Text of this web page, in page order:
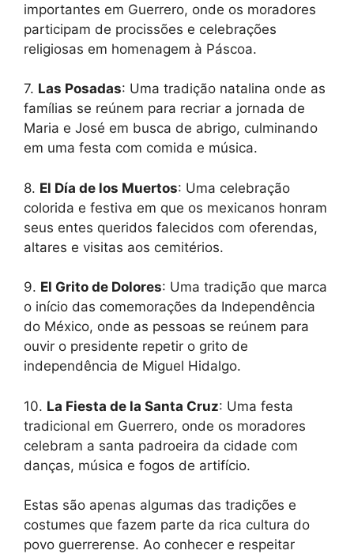
importantes em Guerrero, onde os moradores
participam de procissões e celebrações
religiosas em homenagem à Páscoa.
7. Las Posadas: Uma tradição natalina onde as
famílias se reúnem para recriar a jornada de
Maria e José em busca de abrigo, culminando
em uma festa com comida e música.
8. El Día de los Muertos: Uma celebração
colorida e festiva em que os mexicanos honram
seus entes queridos falecidos com oferendas,
altares e visitas aos cemitérios.
9. El Grito de Dolores: Uma tradição que marca
o início das comemorações da Independência
do México, onde as pessoas se reúnem para
ouvir o presidente repetir o grito de
independência de Miguel Hidalgo.
10. La Fiesta de la Santa Cruz: Uma festa
tradicional em Guerrero, onde os moradores
celebram a santa padroeira da cidade com
danças, música e fogos de artifício.
Estas são apenas algumas das tradições e
costumes que fazem parte da rica cultura do
povo guerrerense. Ao conhecer e respeitar